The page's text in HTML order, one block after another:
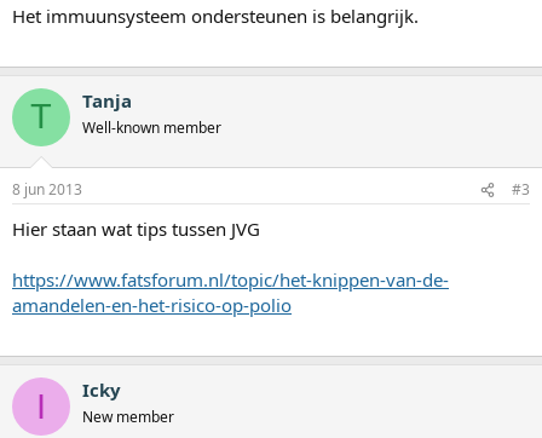
Het immuunsysteem ondersteunen is belangrijk.
T Tanja
Well-known member
8 jun 2013 #3
Hier staan wat tips tussen JVG
https://www.fatsforum.nl/topic/het-knippen-van-de-
amandelen-en-het-risico-op-polio
I Icky
New member